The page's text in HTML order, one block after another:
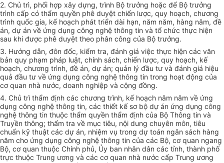
2. Chủ trì, phối hợp xây dựng, trình Bộ trưởng hoặc để Bộ trưởng
trình cấp có thẩm quyền phê duyệt chiến lược, quy hoạch, chương
trình quốc gia, kế hoạch phát triển dài hạn, năm năm, hàng năm, đề
án, dự án về ứng dụng công nghệ thông tin và tổ chức thực hiện
sau khi được phê duyệt theo phân công của Bộ trưởng.
3. Hướng dẫn, đôn đốc, kiểm tra, đánh giá việc thực hiện các văn
bản quy phạm pháp luật, chính sách, chiến lược, quy hoạch, kế
hoạch, chương trình, đề án, dự án; quản lý đầu tư và đánh giá hiệu
quả đầu tư về ứng dụng công nghệ thông tin trong hoạt động của
cơ quan nhà nước, doanh nghiệp và cộng đồng.
4. Chủ trì thẩm định các chương trình, kế hoạch năm năm về ứng
dụng công nghệ thông tin, các thiết kế sơ bộ dự án ứng dụng công
nghệ thông tin thuộc thẩm quyền thẩm định của Bộ Thông tin và
Truyền thông; thẩm tra về mục tiêu, nội dung chuyên môn, tiêu
chuẩn kỹ thuật các dự án, nhiệm vụ trong dự toán ngân sách hàng
năm cho ứng dụng công nghệ thông tin của các Bộ, cơ quan ngang
Bộ, cơ quan thuộc Chính phủ, Ủy ban nhân dân các tỉnh, thành phố
trực thuộc Trung ương và các cơ quan nhà nước cấp Trung ương